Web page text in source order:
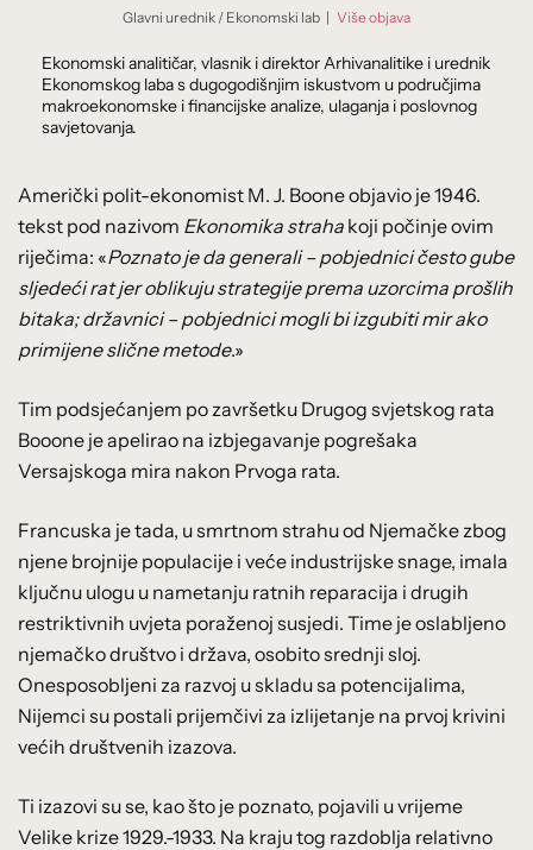
Glavni urednik / Ekonomski lab | Više objava
Ekonomski analitičar, vlasnik i direktor Arhivanalitike i urednik
Ekonomskog laba s dugogodišnjim iskustvom u područjima
makroekonomske i financijske analize, ulaganja i poslovnog
savjetovanja.
Američki polit-ekonomist M. J. Boone objavio je 1946.
tekst pod nazivom Ekonomika straha koji počinje ovim
riječima: «Poznato je da generali – pobjednici često gube
sljedeći rat jer oblikuju strategije prema uzorcima prošlih
bitaka; državnici – pobjednici mogli bi izgubiti mir ako
primijene slične metode.»
Tim podsjećanjem po završetku Drugog svjetskog rata
Booone je apelirao na izbjegavanje pogrešaka
Versajskoga mira nakon Prvoga rata.
Francuska je tada, u smrtnom strahu od Njemačke zbog
njene brojnije populacije i veće industrijske snage, imala
ključnu ulogu u nametanju ratnih reparacija i drugih
restriktivnih uvjeta poraženoj susjedi. Time je oslabljeno
njemačko društvo i država, osobito srednji sloj.
Onesposobljeni za razvoj u skladu sa potencijalima,
Nijemci su postali prijemčivi za izlijetanje na prvoj krivini
većih društvenih izazova.
Ti izazovi su se, kao što je poznato, pojavili u vrijeme
Velike krize 1929.-1933. Na kraju tog razdoblja relativno